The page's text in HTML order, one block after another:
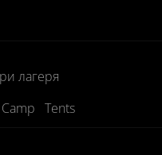
лагеря
Tents